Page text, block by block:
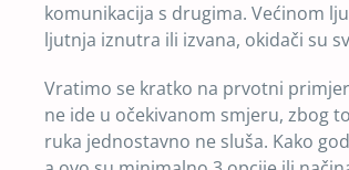
komunikacija s drugima. Većinom
ljutnja iznutra ili izvana, okidači su
Vratimo se kratko na prvotni
ne ide u očekivanom smjeru, zbog
ruka jednostavno ne sluša. Kako